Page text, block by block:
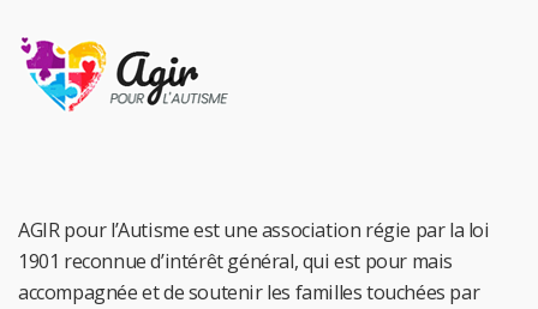
AGIR pour l’Autisme est une association régie par la loi
1901 reconnue d’intérêt général, qui est pour mais
accompagnée et de soutenir les familles touchées par